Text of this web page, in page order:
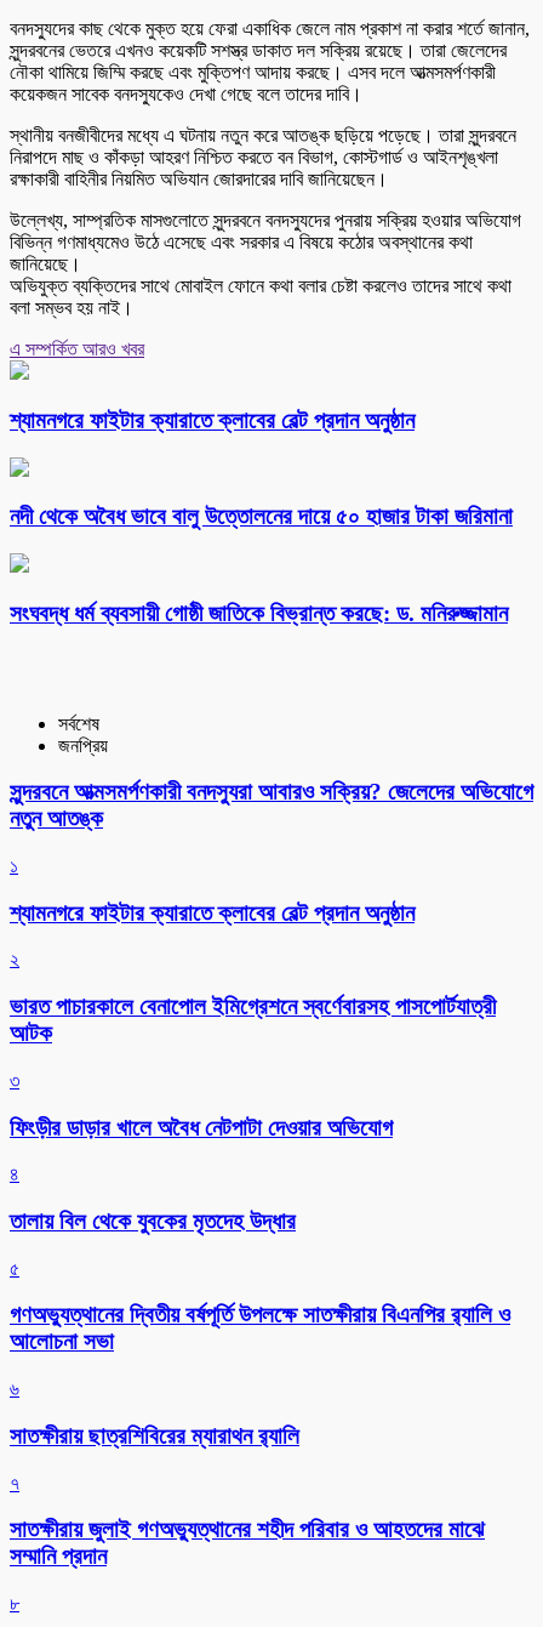
বনদস্যুদের কাছ থেকে মুক্ত হয়ে ফেরা একাধিক জেলে নাম প্রকাশ না করার শর্তে জানান,
সুন্দরবনের ভেতরে এখনও কয়েকটি সশস্ত্র ডাকাত দল সক্রিয় রয়েছে। তারা জেলেদের
নৌকা থামিয়ে জিম্মি করছে এবং মুক্তিপণ আদায় করছে। এসব দলে আত্মসমর্পণকারী
কয়েকজন সাবেক বনদস্যুকেও দেখা গেছে বলে তাদের দাবি।
স্থানীয় বনজীবীদের মধ্যে এ ঘটনায় নতুন করে আতঙ্ক ছড়িয়ে পড়েছে। তারা সুন্দরবনে
নিরাপদে মাছ ও কাঁকড়া আহরণ নিশ্চিত করতে বন বিভাগ, কোস্টগার্ড ও আইনশৃঙ্খলা
রক্ষাকারী বাহিনীর নিয়মিত অভিযান জোরদারের দাবি জানিয়েছেন।
উল্লেখ্য, সাম্প্রতিক মাসগুলোতে সুন্দরবনে বনদস্যুদের পুনরায় সক্রিয় হওয়ার অভিযোগ
বিভিন্ন গণমাধ্যমেও উঠে এসেছে এবং সরকার এ বিষয়ে কঠোর অবস্থানের কথা
জানিয়েছে।
অভিযুক্ত ব্যক্তিদের সাথে মোবাইল ফোনে কথা বলার চেষ্টা করলেও তাদের সাথে কথা
বলা সম্ভব হয় নাই।
এ সম্পর্কিত আরও খবর
শ্যামনগরে ফাইটার ক্যারাতে ক্লাবের বেল্ট প্রদান অনুষ্ঠান
নদী থেকে অবৈধ ভাবে বালু উত্তোলনের দায়ে ৫০ হাজার টাকা জরিমানা
সংঘবদ্ধ ধর্ম ব্যবসায়ী গোষ্ঠী জাতিকে বিভ্রান্ত করছে: ড. মনিরুজ্জামান
সর্বশেষ
জনপ্রিয়
সুন্দরবনে আত্মসমর্পণকারী বনদস্যুরা আবারও সক্রিয়? জেলেদের অভিযোগে
নতুন আতঙ্ক
১
শ্যামনগরে ফাইটার ক্যারাতে ক্লাবের বেল্ট প্রদান অনুষ্ঠান
২
ভারত পাচারকালে বেনাপোল ইমিগ্রেশনে স্বর্ণেবারসহ পাসপোর্টযাত্রী
আটক
৩
ফিংড়ীর ডাড়ার খালে অবৈধ নেটপাটা দেওয়ার অভিযোগ
৪
তালায় বিল থেকে যুবকের মৃতদেহ উদ্ধার
৫
গণঅভ্যুত্থানের দ্বিতীয় বর্ষপূর্তি উপলক্ষে সাতক্ষীরায় বিএনপির র‌্যালি ও
আলোচনা সভা
৬
সাতক্ষীরায় ছাত্রশিবিরের ম্যারাথন র‌্যালি
৭
সাতক্ষীরায় জুলাই গণঅভ্যুত্থানের শহীদ পরিবার ও আহতদের মাঝে
সম্মানি প্রদান
৮